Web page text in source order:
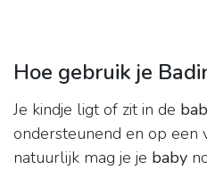
Hoe gebruik je
Je kindje ligt of zit in de
ondersteunend en op een
natuurlijk mag je je baby